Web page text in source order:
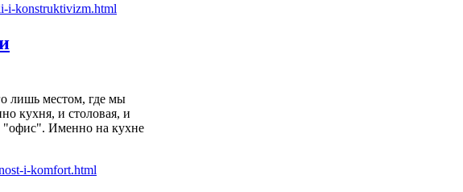
лишь местом, где мы
кухня, и столовая, и
"офис". Именно на кухне